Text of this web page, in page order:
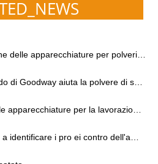
completamente automatico e spiegazione dettagliata del principio di elaborazione
aiuta la polvere di seta di cristallo di Yushan
per la lavorazione dell'amido Kudzu?
i pro ei contro dell'amido di patate dolci